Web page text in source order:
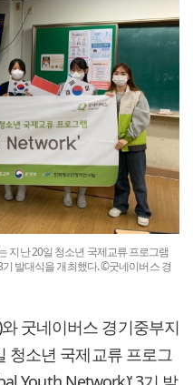
지난 20일 청소년 국제교류 프로그램
기 발대식을 개최했다. ©굿네이버스 경
굿네이버스 경기중부지
청소년 국제교류 프로그